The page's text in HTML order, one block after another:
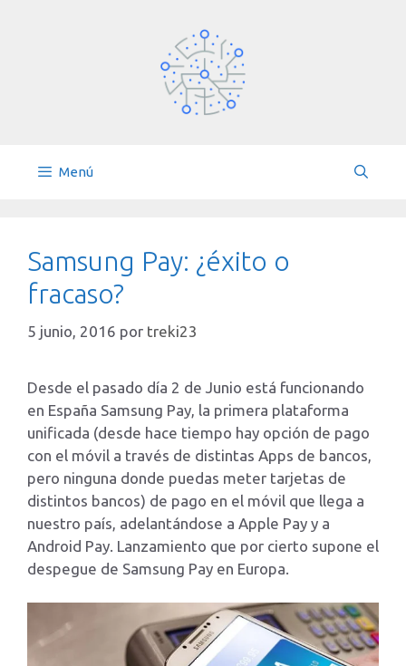
Menú
Samsung Pay: ¿éxito o
fracaso?
5 junio, 2016 por treki23
Desde el pasado día 2 de Junio está funcionando
en España Samsung Pay, la primera plataforma
unificada (desde hace tiempo hay opción de pago
con el móvil a través de distintas Apps de bancos,
pero ninguna donde puedas meter tarjetas de
distintos bancos) de pago en el móvil que llega a
nuestro país, adelantándose a Apple Pay y a
Android Pay. Lanzamiento que por cierto supone el
despegue de Samsung Pay en Europa.